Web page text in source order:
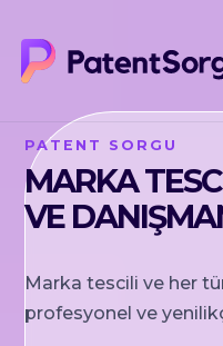
PATENT SORGU
MARKA
VE
Marka tescili ve her
profesyonel ve